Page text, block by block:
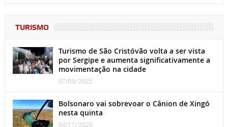
TURISMO
Turismo de São Cristóvão volta a ser vista
por Sergipe e aumenta significativamente a
movimentação na cidade
07/05/ 2025
Bolsonaro vai sobrevoar o Cânion de Xingó
nesta quinta
04/11/ 2020